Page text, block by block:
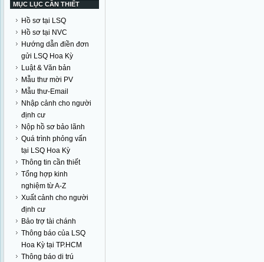
MỤC LỤC CẦN THIẾT
Hồ sơ tại LSQ
Hồ sơ tại NVC
Hướng dẫn điền đơn
gửi LSQ Hoa Kỳ
Luật & Văn bản
Mẫu thư mời PV
Mẫu thư-Email
Nhập cảnh cho người
định cư
Nộp hồ sơ bảo lãnh
Quá trình phỏng vấn
tại LSQ Hoa Kỳ
Thông tin cần thiết
Tổng hợp kinh
nghiệm từ A-Z
Xuất cảnh cho người
định cư
Bảo trợ tài chánh
Thông báo của LSQ
Hoa Kỳ tại TP.HCM
Thông báo di trú